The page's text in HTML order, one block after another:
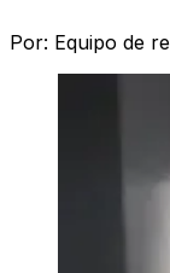
Por: Equipo de